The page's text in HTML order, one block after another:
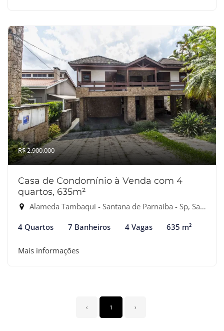
R$ 2.900.000
Casa de Condomínio à Venda com 4
quartos, 635m²
Alameda Tambaqui - Santana de Parnaiba - Sp, Santana de Parnaíba-SP
4 Quartos 7 Banheiros 4 Vagas 635 m²
Mais informações
‹ 1 ›